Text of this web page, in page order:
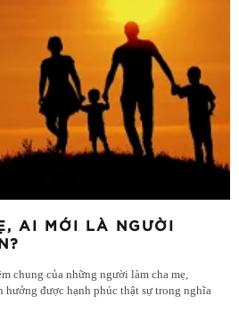
AI MỚI LÀ NGƯỜI
chung của những người làm cha mẹ,
được hạnh phúc thật sự trong nghĩa